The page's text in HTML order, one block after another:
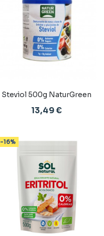
Steviol 500g NaturGreen
13,49 €
-16%